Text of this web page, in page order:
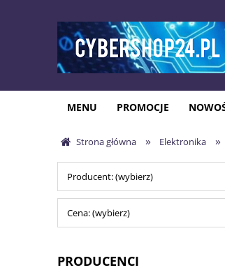
MENU PROMOCJE
Strona główna » Elektronika »
Producent: (wybierz)
Cena: (wybierz)
PRODUCENCI